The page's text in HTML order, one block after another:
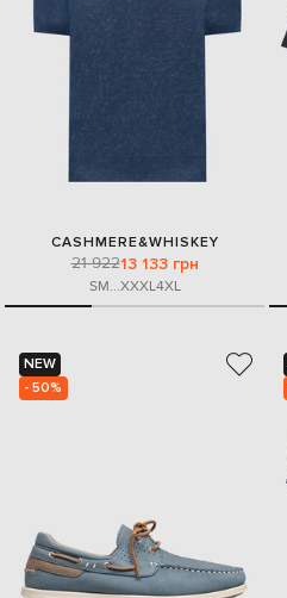
CASHMERE&WHISKEY
21 92213 133 грн
SM...XXXL4XL
NEW
- 50%